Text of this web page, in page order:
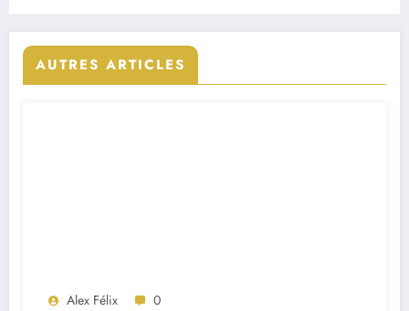
AUTRES ARTICLES
Alex Félix 0